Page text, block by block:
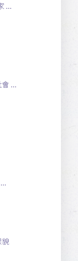
...
...
貌